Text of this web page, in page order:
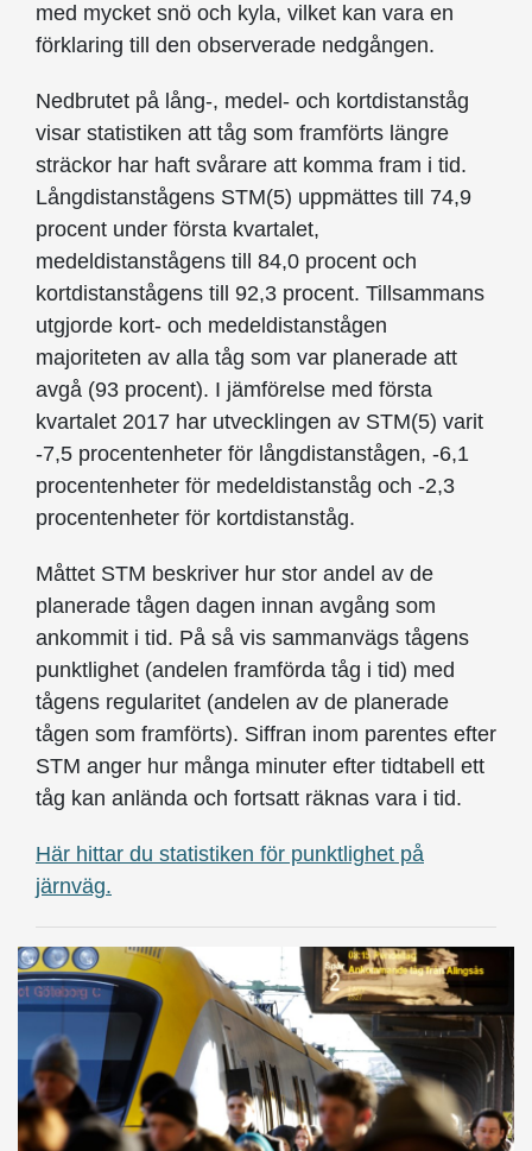
med mycket snö och kyla, vilket kan vara en
förklaring till den observerade nedgången.
Nedbrutet på lång-, medel- och kortdistanståg
visar statistiken att tåg som framförts längre
sträckor har haft svårare att komma fram i tid.
Långdistanstågens STM(5) uppmättes till 74,9
procent under första kvartalet,
medeldistanstågens till 84,0 procent och
kortdistanstågens till 92,3 procent. Tillsammans
utgjorde kort- och medeldistanstågen
majoriteten av alla tåg som var planerade att
avgå (93 procent). I jämförelse med första
kvartalet 2017 har utvecklingen av STM(5) varit
-7,5 procentenheter för långdistanstågen, -6,1
procentenheter för medeldistanståg och -2,3
procentenheter för kortdistanståg.
Måttet STM beskriver hur stor andel av de
planerade tågen dagen innan avgång som
ankommit i tid. På så vis sammanvägs tågens
punktlighet (andelen framförda tåg i tid) med
tågens regularitet (andelen av de planerade
tågen som framförts). Siffran inom parentes efter
STM anger hur många minuter efter tidtabell ett
tåg kan anlända och fortsatt räknas vara i tid.
Här hittar du statistiken för punktlighet på
järnväg.